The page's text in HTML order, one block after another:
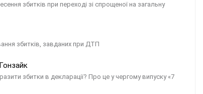
збитків при переході зі спрощеної на загальну
збитків, завданих при ДТП
збитки в декларації? Про це у чергому випуску «7